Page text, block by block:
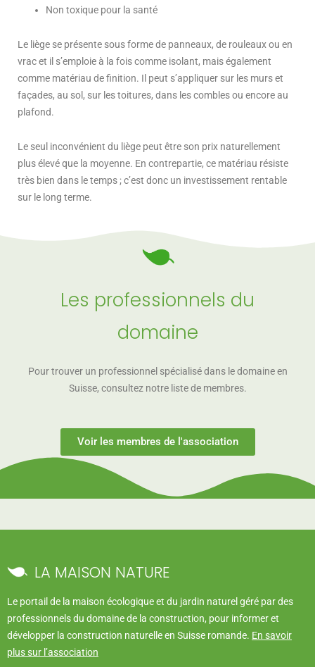
Non toxique pour la santé
Le liège se présente sous forme de panneaux, de rouleaux ou en
vrac et il s’emploie à la fois comme isolant, mais également
comme matériau de finition. Il peut s’appliquer sur les murs et
façades, au sol, sur les toitures, dans les combles ou encore au
plafond.
Le seul inconvénient du liège peut être son prix naturellement
plus élevé que la moyenne. En contrepartie, ce matériau résiste
très bien dans le temps ; c’est donc un investissement rentable
sur le long terme.
Les professionnels du
domaine
Pour trouver un professionnel spécialisé dans le domaine en
Suisse, consultez notre liste de membres.
Voir les membres de l'association
LA MAISON NATURE
Le portail de la maison écologique et du jardin naturel géré par des
professionnels du domaine de la construction, pour informer et
développer la construction naturelle en Suisse romande. En savoir
plus sur l’association